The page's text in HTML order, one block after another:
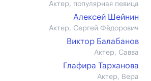
Актер, популярная певица
Алексей Шейнин
Актер, Сергей Фёдорович
Виктор Балабанов
Актер, Савва
Глафира Тарханова
Актер, Вера